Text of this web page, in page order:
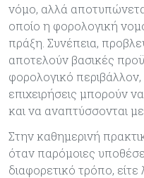
νόμο, αλλά
οποίο η φορολογική
πράξη. Συνέπεια,
αποτελούν βασικές
φορολογικό
επιχειρήσεις μπορούν
και να αναπτύσσονται
Στην καθημερινή
όταν παρόμοιες
διαφορετικό τρόπο,